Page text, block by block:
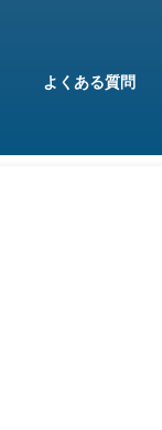
よくある質問